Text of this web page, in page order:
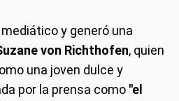
y generó una
von Richthofen, quien
una joven dulce y
por la prensa como "el